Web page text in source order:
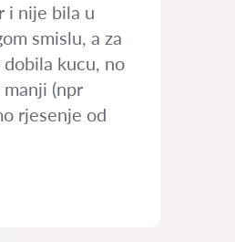
i nije bila u
smislu, a za
kucu, no
(npr
rjesenje od